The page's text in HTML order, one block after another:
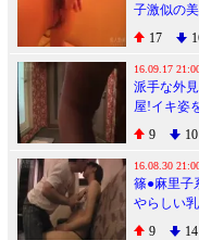
子激似の
でユキズ
17
16.09.17
派手な外
屋!イキ姿
の豊満ボ
9 10
16.08.30
篠●麻里子
やらしい
くり騎乗
9 14